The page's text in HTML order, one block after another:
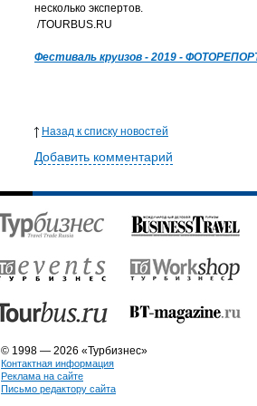
несколько экспертов.
/TOURBUS.RU
Фестиваль круизов - 2019 -
Назад к списку новостей
Добавить комментарий
© 1998 — 2026 «Турбизнес»
Контактная информация
Реклама на сайте
Письмо редактору сайта